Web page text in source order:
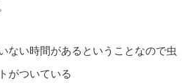
ない時間があるということなので虫
がついている